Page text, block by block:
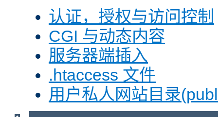
认证，授权与访问控制
CGI 与动态内容
服务器端插入
.htaccess 文件
用户私人网站目录